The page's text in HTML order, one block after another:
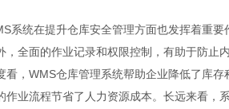
系统在提升仓库安全管理方面也发挥着重
，全面的作业记录和权限控制，有助于防止
看，WMS仓库管理系统帮助企业降低了库
作业流程节省了人力资源成本。长远来看，